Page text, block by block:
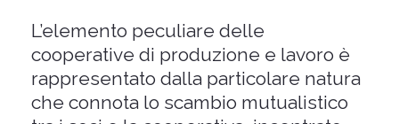
L’elemento peculiare delle
cooperative di produzione e lavoro è
rappresentato dalla particolare natura
che connota lo scambio mutualistico